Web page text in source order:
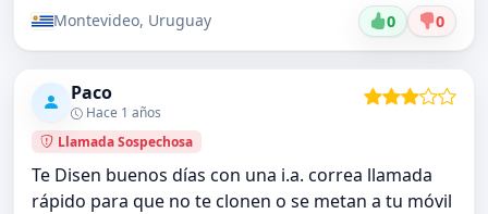
Montevideo, Uruguay 0 0
Paco
Hace 1 años
Llamada Sospechosa
Te Disen buenos días con una i.a. correa llamada
rápido para que no te clonen o se metan a tu móvil